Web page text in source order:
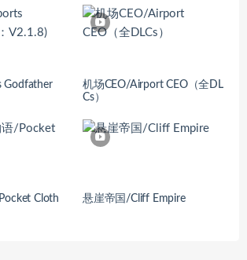
Godfather
机场CEO/Airport CEO（全DL
Cs）
Cloth
悬崖帝国/Cliff Empire